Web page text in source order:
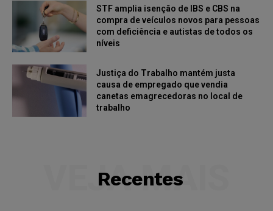
STF amplia isenção de IBS e CBS na
compra de veículos novos para pessoas
com deficiência e autistas de todos os
níveis
Justiça do Trabalho mantém justa
causa de empregado que vendia
canetas emagrecedoras no local de
trabalho
Recentes
VEJA MAIS